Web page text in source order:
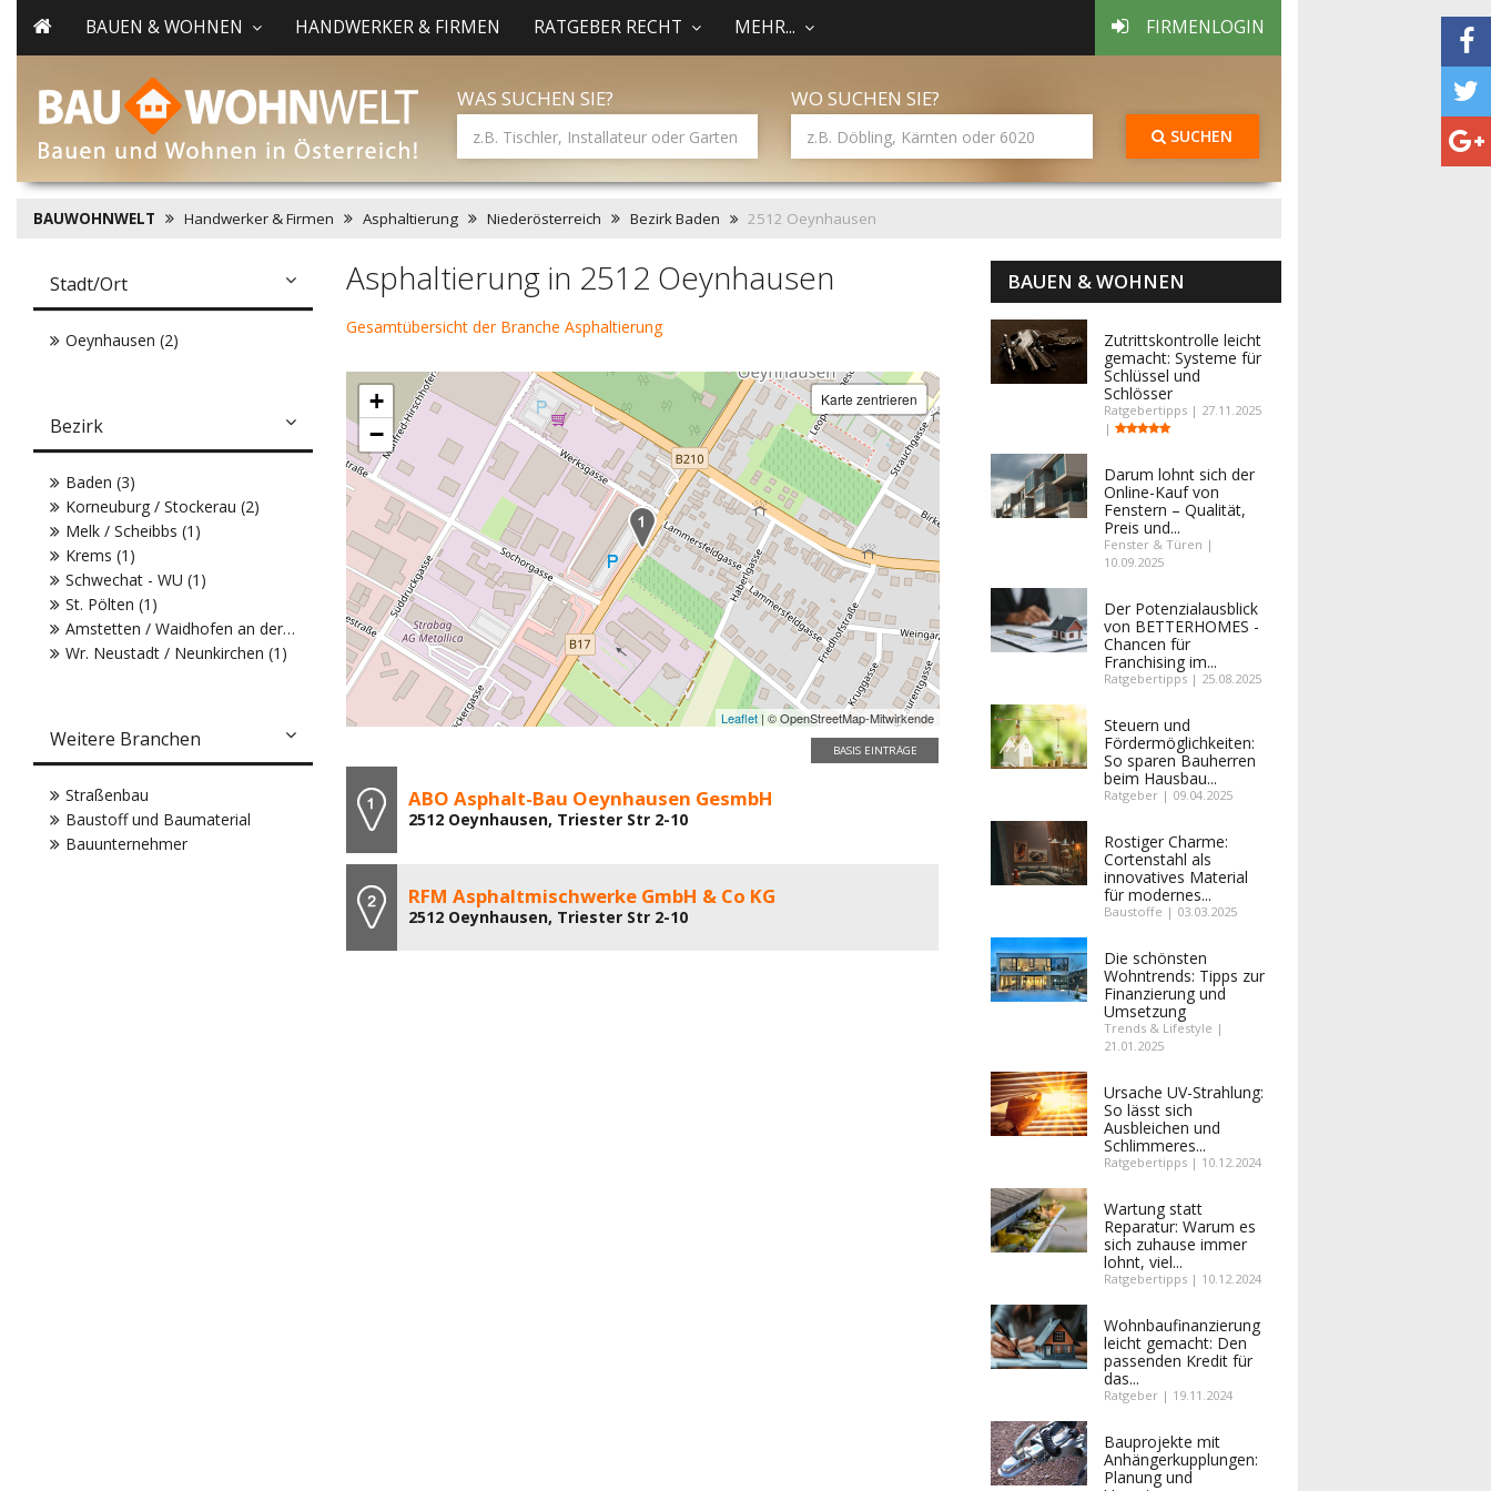
BAUEN & WOHNEN HANDWERKER & FIRMEN RATGEBER RECHT MEHR... FIRMENLOGIN
WAS SUCHEN SIE? WO SUCHEN SIE?
SUCHEN
BAUWOHNWELT Handwerker & Firmen Asphaltierung Niederösterreich Bezirk Baden 2512 Oeynhausen
Asphaltierung in 2512 Oeynhausen
Gesamtübersicht der Branche Asphaltierung
+
−
Karte zentrieren
Leaflet | © OpenStreetMap-Mitwirkende
BASIS EINTRÄGE
ABO Asphalt-Bau Oeynhausen GesmbH
2512 Oeynhausen, Triester Str 2-10
RFM Asphaltmischwerke GmbH & Co KG
2512 Oeynhausen, Triester Str 2-10
Stadt/Ort
Oeynhausen (2)
Bezirk
Baden (3)
Korneuburg / Stockerau (2)
Melk / Scheibbs (1)
Krems (1)
Schwechat - WU (1)
St. Pölten (1)
Amstetten / Waidhofen an der Ybbs (1)
Wr. Neustadt / Neunkirchen (1)
Weitere Branchen
Straßenbau
Baustoff und Baumaterial
Bauunternehmer
BAUEN & WOHNEN
Zutrittskontrolle leicht
gemacht: Systeme für
Schlüssel und
Schlösser
Ratgebertipps | 27.11.2025
|
Darum lohnt sich der
Online-Kauf von
Fenstern – Qualität,
Preis und...
Fenster & Türen |
10.09.2025
Der Potenzialausblick
von BETTERHOMES -
Chancen für
Franchising im...
Ratgebertipps | 25.08.2025
Steuern und
Fördermöglichkeiten:
So sparen Bauherren
beim Hausbau...
Ratgeber | 09.04.2025
Rostiger Charme:
Cortenstahl als
innovatives Material
für modernes...
Baustoffe | 03.03.2025
Die schönsten
Wohntrends: Tipps zur
Finanzierung und
Umsetzung
Trends & Lifestyle |
21.01.2025
Ursache UV-Strahlung:
So lässt sich
Ausbleichen und
Schlimmeres...
Ratgebertipps | 10.12.2024
Wartung statt
Reparatur: Warum es
sich zuhause immer
lohnt, viel...
Ratgebertipps | 10.12.2024
Wohnbaufinanzierung
leicht gemacht: Den
passenden Kredit für
das...
Ratgeber | 19.11.2024
Bauprojekte mit
Anhängerkupplungen:
Planung und